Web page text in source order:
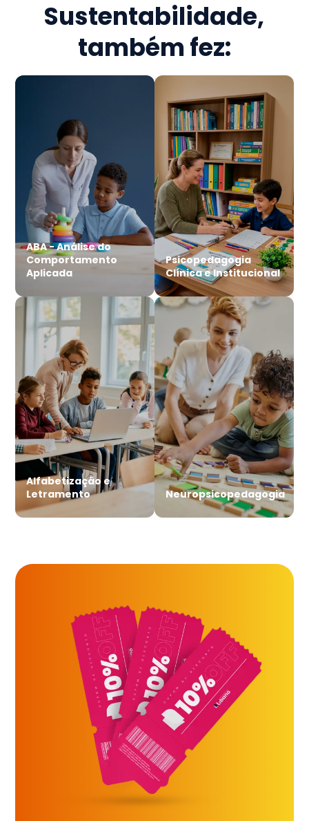
Sustentabilidade,
também fez:
ABA - Análise do
Comportamento
Aplicada
Psicopedagogia
Clínica e Institucional
Alfabetização e
Letramento
Neuropsicopedagogia